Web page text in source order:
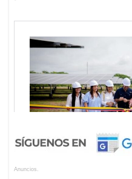
Anuncios.